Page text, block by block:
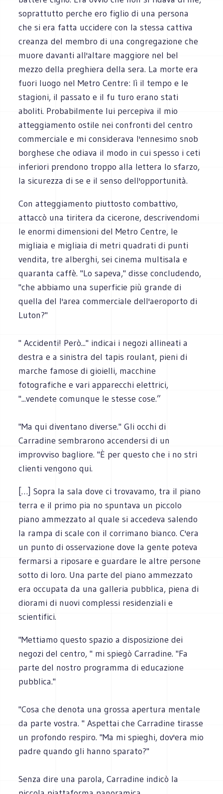
soprattutto perche ero figlio di una persona
che si era fatta uccidere con la stessa cattiva
creanza del membro di una congregazione che
muore davanti all'altare maggiore nel bel
mezzo della preghiera della sera. La morte era
fuori luogo nel Metro Centre: lì il tempo e le
stagioni, il passato e il fu turo erano stati
aboliti. Probabilmente lui percepiva il mio
atteggiamento ostile nei confronti del centro
commerciale e mi considerava l'ennesimo snob
borghese che odiava il modo in cui spesso i ceti
inferiori prendono troppo alla lettera lo sfarzo,
la sicurezza di se e il senso dell'opportunità.
Con atteggiamento piuttosto combattivo,
attaccò una tiritera da cicerone, descrivendomi
le enormi dimensioni del Metro Centre, le
migliaia e migliaia di metri quadrati di punti
vendita, tre alberghi, sei cinema multisala e
quaranta caffè. "Lo sapeva," disse concludendo,
"che abbiamo una superficie più grande di
quella del l'area commerciale dell'aeroporto di
Luton?"
" Accidenti! Però..." indicai i negozi allineati a
destra e a sinistra del tapis roulant, pieni di
marche famose di gioielli, macchine
fotografiche e vari apparecchi elettrici,
"...vendete comunque le stesse cose.”
"Ma qui diventano diverse." Gli occhi di
Carradine sembrarono accendersi di un
improvviso bagliore. "È per questo che i no stri
clienti vengono qui.
[…] Sopra la sala dove ci trovavamo, tra il piano
terra e il primo pia no spuntava un piccolo
piano ammezzato al quale si accedeva salendo
la rampa di scale con il corrimano bianco. C'era
un punto di osservazione dove la gente poteva
fermarsi a riposare e guardare le altre persone
sotto di loro. Una parte del piano ammezzato
era occupata da una galleria pubblica, piena di
diorami di nuovi complessi residenziali e
scientifici.
"Mettiamo questo spazio a disposizione dei
negozi del centro, " mi spiegò Carradine. "Fa
parte del nostro programma di educazione
pubblica."
"Cosa che denota una grossa apertura mentale
da parte vostra. " Aspettai che Carradine tirasse
un profondo respiro. "Ma mi spieghi, dov'era mio
padre quando gli hanno sparato?"
Senza dire una parola, Carradine indicò la